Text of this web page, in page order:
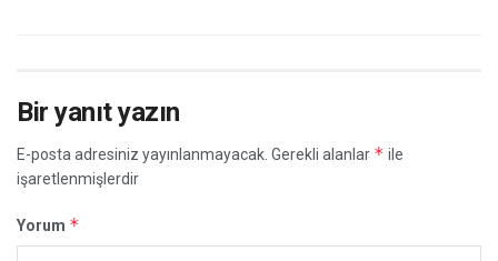
Bir yanıt yazın
E-posta adresiniz yayınlanmayacak. Gerekli alanlar * ile
işaretlenmişlerdir
Yorum *